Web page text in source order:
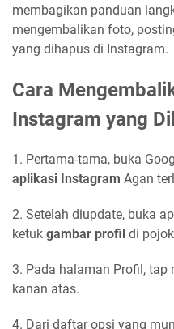
membagikan panduan
mengembalikan foto,
yang dihapus di Instagram.
Cara
Instagram yang
1. Pertama-tama, buka
aplikasi Instagram Agan
2. Setelah diupdate, buka
ketuk gambar profil di
3. Pada halaman Profil, tap
kanan atas.
4. Dari daftar opsi yang